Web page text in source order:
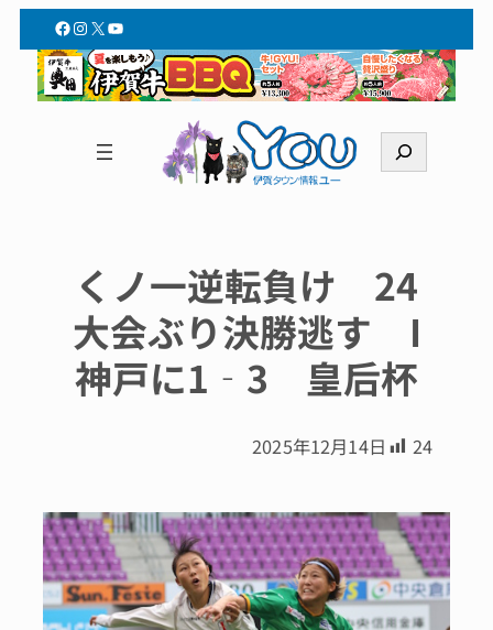
Facebook
Instagram
X YouTube
索
くノ一逆転負け 24
大会ぶり決勝逃す I
神戸に1‐3 皇后杯
2025年12月14日 24